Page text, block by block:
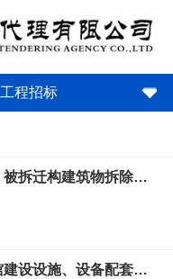
工程招标
粤东城际铁路项目（登岗沟内段）被拆迁构建筑物拆除清运服务延期公告
揭阳市榕城区文化馆第三批总分馆建设设施、设备配套项目流标公告